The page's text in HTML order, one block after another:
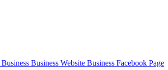
Business Website Business Facebook Page